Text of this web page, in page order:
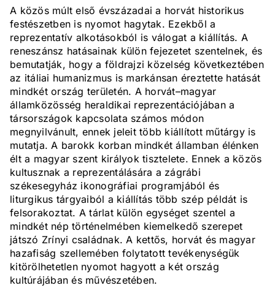
A közös múlt első évszázadai a horvát historikus
festészetben is nyomot hagytak. Ezekből a
reprezentatív alkotásokból is válogat a kiállítás. A
reneszánsz hatásainak külön fejezetet szentelnek, és
bemutatják, hogy a földrajzi közelség következtében
az itáliai humanizmus is markánsan éreztette hatását
mindkét ország területén. A horvát–magyar
államközösség heraldikai reprezentációjában a
társországok kapcsolata számos módon
megnyilvánult, ennek jeleit több kiállított műtárgy is
mutatja. A barokk korban mindkét államban élénken
élt a magyar szent királyok tisztelete. Ennek a közös
kultusznak a reprezentálására a zágrábi
székesegyház ikonográfiai programjából és
liturgikus tárgyaiból a kiállítás több szép példát is
felsorakoztat. A tárlat külön egységet szentel a
mindkét nép történelmében kiemelkedő szerepet
játszó Zrínyi családnak. A kettős, horvát és magyar
hazafiság szellemében folytatott tevékenységük
kitörölhetetlen nyomot hagyott a két ország
kultúrájában és művészetében.